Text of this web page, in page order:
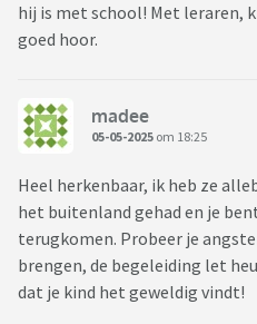
hij is met school! Met leraren,
goed hoor.
madee
05-05-2025 om 18:25
Heel herkenbaar, ik heb ze
het buitenland gehad en je
terugkomen. Probeer je
brengen, de begeleiding let
dat je kind het geweldig vindt!